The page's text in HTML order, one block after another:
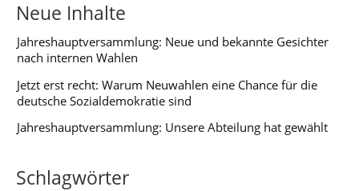
Neue Inhalte
Jahreshauptversammlung: Neue und bekannte Gesichter
nach internen Wahlen
Jetzt erst recht: Warum Neuwahlen eine Chance für die
deutsche Sozialdemokratie sind
Jahreshauptversammlung: Unsere Abteilung hat gewählt
Schlagwörter